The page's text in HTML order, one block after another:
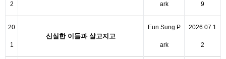
2 ark 9
20
1
신실한 이들과 살고지고
Eun Sung P
ark
2026.07.1
2